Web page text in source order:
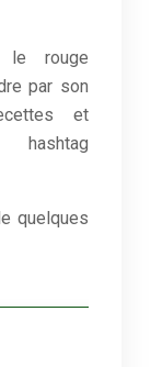
le rouge
par son
et
quelques